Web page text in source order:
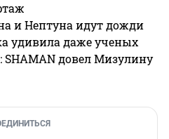
и Нептуна идут дожди
удивила даже ученых
SHAMAN довел Мизулину